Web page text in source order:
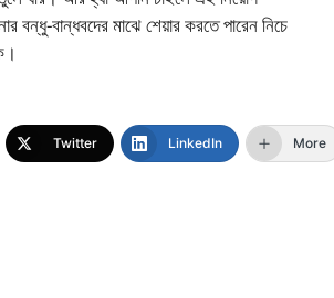
বন্ধু-বান্ধবদের মাঝে শেয়ার করতে পারেন নিচে
Twitter LinkedIn More